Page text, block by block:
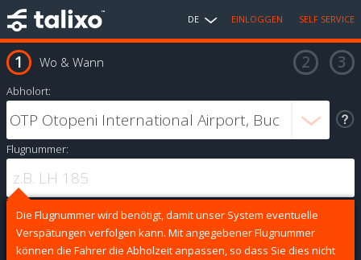
DE EINLOGGEN SELF SERVICE
Wo & Wann
Abholort:
Flugnummer:
Die Flugnummer wird benötigt, damit unser System eventuelle
Verspätungen verfolgen kann. Mit angegebener Flugnummer
können die Fahrer die Abholzeit anpassen, so dass Sie dies nicht